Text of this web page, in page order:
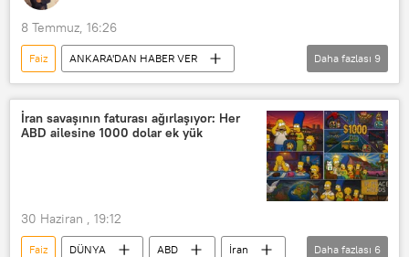
8 Temmuz, 16:26
Faiz
ANKARA'DAN HABER VER
RADYO
TÜİK
BDDK
Maliye Bakanı
Enflasyon
beyin göçü
Kredi kartı
Daha fazlası 9
İran savaşının faturası ağırlaşıyor: Her
ABD ailesine 1000 dolar ek yük
30 Haziran , 19:12
Faiz DÜNYA ABD
İran
Daha fazlası 6